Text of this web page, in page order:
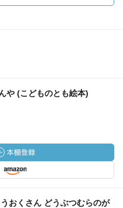
や (こどものとも絵本)
おくさん どうぶつむらのが